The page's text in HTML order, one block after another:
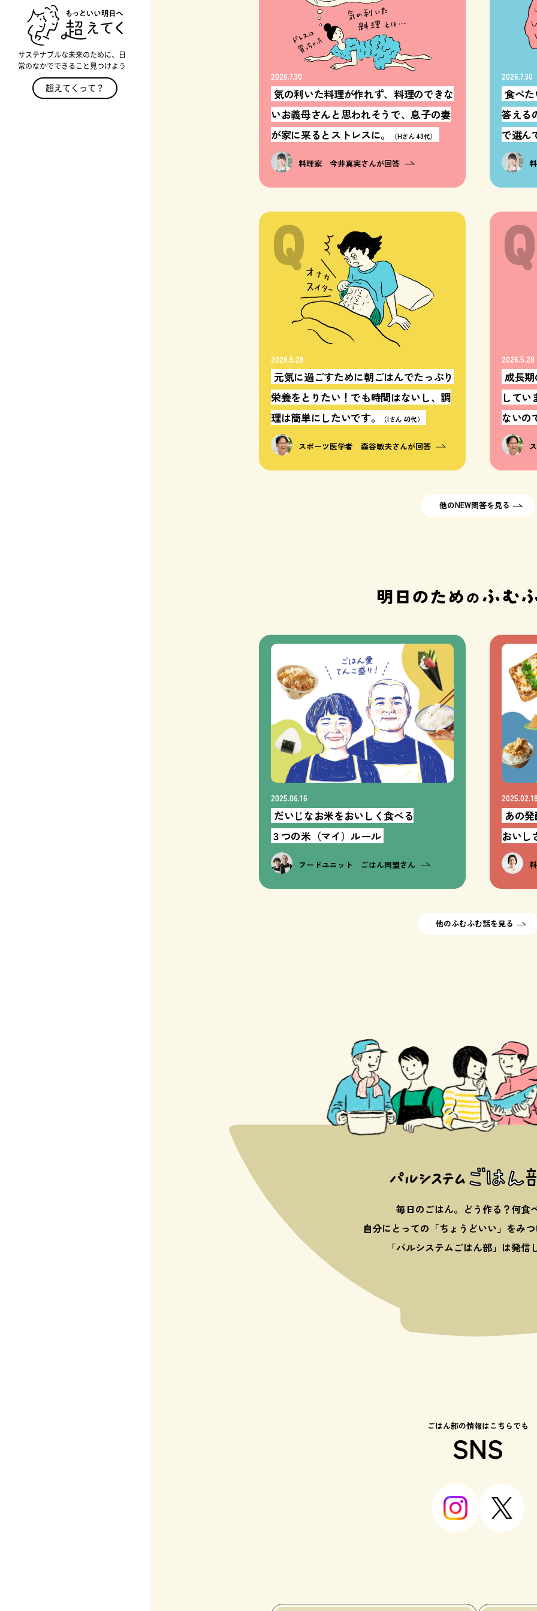
サステナブルな未来のために、日
常のなかでできること見つけよう
超えてくって？
2026.7.30
気の利いた料理が作れず、料理のできな
いお義母さんと思われそうで、息子の妻
が家に来るとストレスに。
（Hさん 40代）
料理家 今井真実さんが回答
2026.7.30
食べ
答える
で選ん
2026.5.28
元気に過ごすために朝ごはんでたっぷり
栄養をとりたい！でも時間はないし、調
理は簡単にしたいです。
（Iさん 40代）
スポーツ医学者 森谷敏夫さんが回答
2026.5.28
成長
してい
ないの
他のNEW問答を見る
2025.06.16
だいじなお米をおいしく食べる
３つの米（マイ）ルール
フードユニット ごはん同盟さん
あの
おいし
他のふむふむ話を見る
毎日のごはん。どう作る？何食
自分にとっての「ちょうどいい」をみ
「パルシステムごはん部」は発信
ごはん部の情報はこちらでも
SNS